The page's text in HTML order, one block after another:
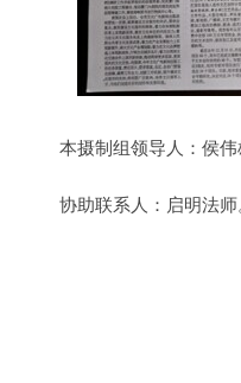
本摄制组领导人：侯伟
协助联系人：启明法师